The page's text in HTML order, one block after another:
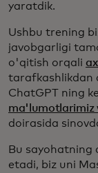
yaratdik.
Ushbu trening
javobgarligi
o'qitish orqali
tarafkashlikdan
ChatGPT ning
ma'lumotlarimiz
doirasida
Bu sayohatning
etadi, biz uni